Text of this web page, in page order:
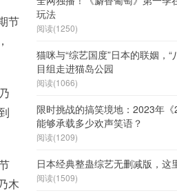
节
木
玩法
阅读(1250)
猫咪与“综艺国度”日本的联姻，“
目组走进猫岛公园
阅读(1066)
限时挑战的搞笑境地：2023年《
能够承载多少欢声笑语？
阅读(1209)
日本经典整蛊综艺无删减版，这
阅读(1509)